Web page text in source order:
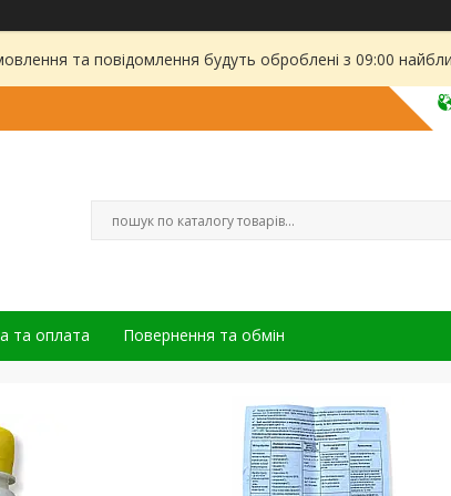
та повідомлення будуть оброблені з 09:00
та оплата Повернення та обмін